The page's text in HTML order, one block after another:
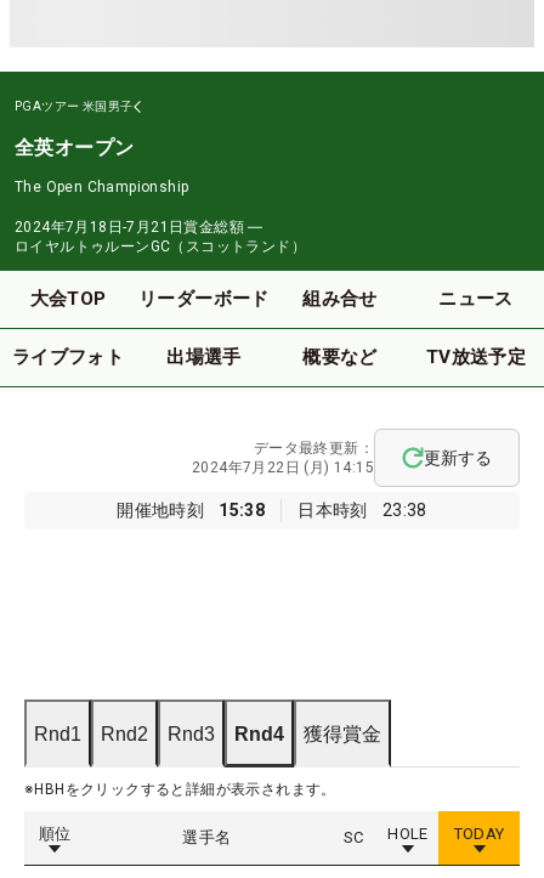
PGAツアー 米国男子
全英オープン
The Open Championship
2024年7月18日-7月21日賞金総額 ―
ロイヤルトゥルーンGC（スコットランド）
大会TOP リーダーボード 組み合せ ニュース
ライブフォト 出場選手 概要など TV放送予定
開催地時刻 15:38 日本時刻 23:38
データ最終更新：
2024年7月22日 (月) 14:15
更新する
Rnd1 Rnd2 Rnd3 Rnd4 獲得賞金
※HBHをクリックすると詳細が表示されます。
順位 選手名 SC HOLE TODAY